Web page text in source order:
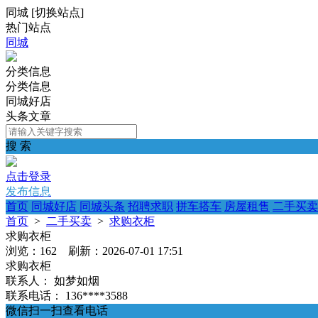
同城 [切换站点]
热门站点
同城
分类信息
分类信息
同城好店
头条文章
搜 索
点击登录
发布信息
首页 同城好店 同城头条 招聘求职 拼车搭车 房屋租售 二手买卖
首页 > 二手买卖 > 求购衣柜
求购衣柜
浏览：162 刷新：2026-07-01 17:51
求购衣柜
联系人：
如梦如烟
联系电话：
136****3588
微信扫一扫查看电话